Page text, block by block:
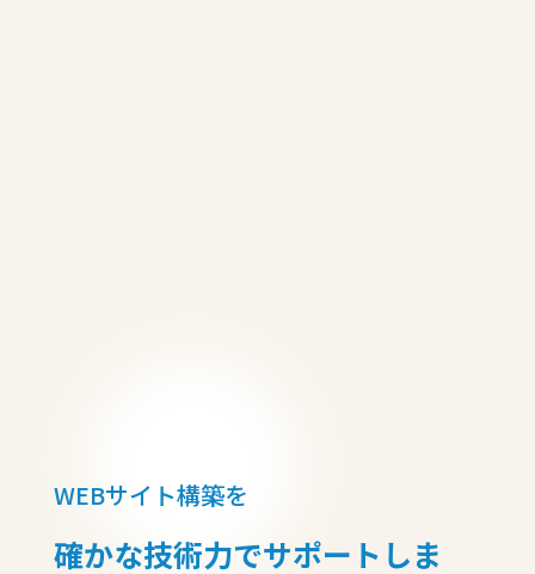
WEBサイト構築を
確かな技術力でサポートしま